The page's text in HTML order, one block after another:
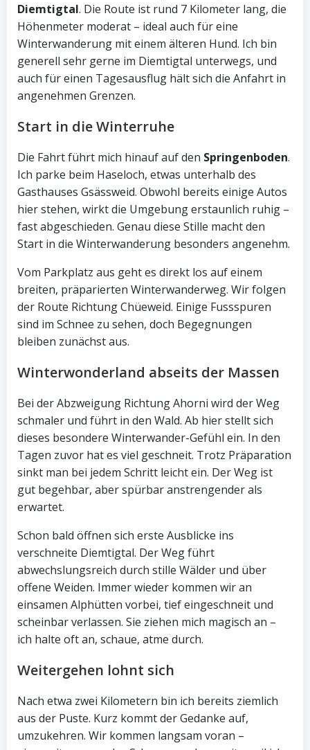
Diemtigtal. Die Route ist rund 7 Kilometer lang, die
Höhenmeter moderat – ideal auch für eine
Winterwanderung mit einem älteren Hund. Ich bin
generell sehr gerne im Diemtigtal unterwegs, und
auch für einen Tagesausflug hält sich die Anfahrt in
angenehmen Grenzen.
Start in die Winterruhe
Die Fahrt führt mich hinauf auf den Springenboden.
Ich parke beim Haseloch, etwas unterhalb des
Gasthauses Gsässweid. Obwohl bereits einige Autos
hier stehen, wirkt die Umgebung erstaunlich ruhig –
fast abgeschieden. Genau diese Stille macht den
Start in die Winterwanderung besonders angenehm.
Vom Parkplatz aus geht es direkt los auf einem
breiten, präparierten Winterwanderweg. Wir folgen
der Route Richtung Chüeweid. Einige Fussspuren
sind im Schnee zu sehen, doch Begegnungen
bleiben zunächst aus.
Winterwonderland abseits der Massen
Bei der Abzweigung Richtung Ahorni wird der Weg
schmaler und führt in den Wald. Ab hier stellt sich
dieses besondere Winterwander-Gefühl ein. In den
Tagen zuvor hat es viel geschneit. Trotz Präparation
sinkt man bei jedem Schritt leicht ein. Der Weg ist
gut begehbar, aber spürbar anstrengender als
erwartet.
Schon bald öffnen sich erste Ausblicke ins
verschneite Diemtigtal. Der Weg führt
abwechslungsreich durch stille Wälder und über
offene Weiden. Immer wieder kommen wir an
einsamen Alphütten vorbei, tief eingeschneit und
scheinbar verlassen. Sie ziehen mich magisch an –
ich halte oft an, schaue, atme durch.
Weitergehen lohnt sich
Nach etwa zwei Kilometern bin ich bereits ziemlich
aus der Puste. Kurz kommt der Gedanke auf,
umzukehren. Wir kommen langsam voran –